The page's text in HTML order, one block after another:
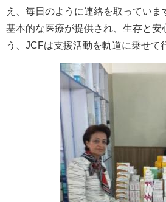
え、毎日のように連絡を取っていま
基本的な医療が提供され、生存と安
う、JCFは支援活動を軌道に乗せて